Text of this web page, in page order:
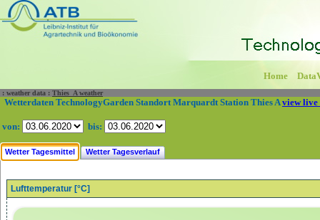
Home
: weather data : Thies_A weather
Wetterdaten TechnologyGarden Standort Marquardt Station Thies Aview live
von: bis:
Wetter Tagesmittel Wetter Tagesverlauf
Lufttemperatur [°C]